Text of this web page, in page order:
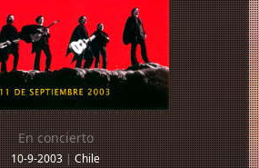
En concierto
10-9-2003|Chile